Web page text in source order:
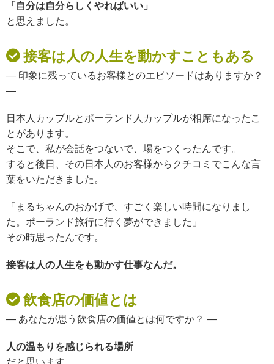
「自分は自分らしくやればいい」
と思えました。
接客は人の人生を動かすこともある
— 印象に残っているお客様とのエピソードはありますか？
—
日本人カップルと ポーランド人カップルが相席になったこ
とがあります。
そこで、私が会話をつないで、場をつくったんです。
すると後日、その日本人のお客様からクチコミでこんな言
葉をいただきました。
「まるちゃんのおかげで、すごく楽しい時間になりまし
た。ポーランド旅行に行く夢ができました」
その時思ったんです。
接客は人の人生をも動かす仕事なんだ。
飲食店の価値とは
— あなたが思う飲食店の価値とは何ですか？ —
人の温もりを感じられる場所
だと思います。